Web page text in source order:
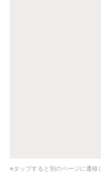
※タップすると別のページに遷移